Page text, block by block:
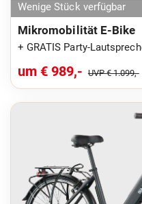
Wenige Stück verfügbar
Mikromobilität E-Bike
+ GRATIS Party-
um € 989,- UVP € 1.099,-